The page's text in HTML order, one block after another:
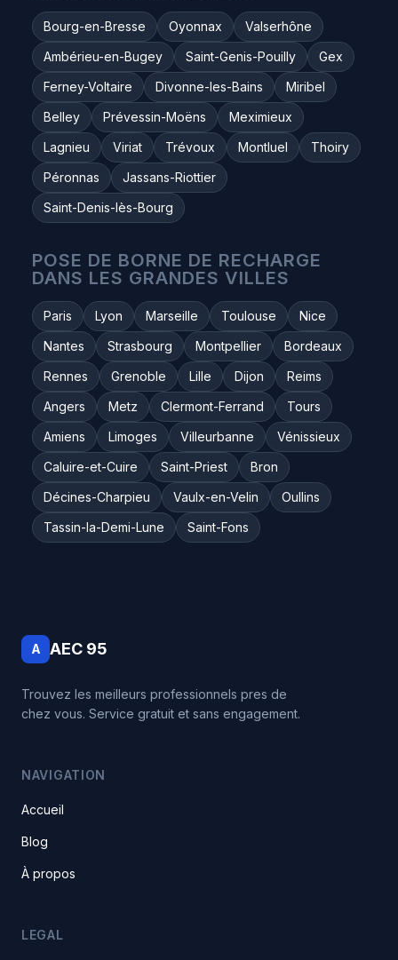
Bourg-en-Bresse Oyonnax
Valserhône
Ambérieu-en-Bugey
Saint-Genis-Pouilly
Gex
Ferney-Voltaire
Divonne-les-Bains
Miribel
Belley
Prévessin-Moëns
Meximieux
Lagnieu
Viriat Trévoux Montluel
Thoiry
Péronnas
Jassans-Riottier
Saint-Denis-lès-Bourg
POSE DE BORNE DE RECHARGE
DANS LES GRANDES VILLES
Paris Lyon Marseille Toulouse
Nice
Nantes
Strasbourg Montpellier
Bordeaux
Rennes
Grenoble Lille Dijon
Reims
Angers
Metz Clermont-Ferrand
Tours
Amiens
Limoges Villeurbanne
Vénissieux
Caluire-et-Cuire
Saint-Priest
Bron
Décines-Charpieu
Vaulx-en-Velin
Oullins
Tassin-la-Demi-Lune
Saint-Fons
A AEC 95
Trouvez les meilleurs professionnels pres de
chez vous. Service gratuit et sans engagement.
NAVIGATION
Accueil
Blog
À propos
LEGAL